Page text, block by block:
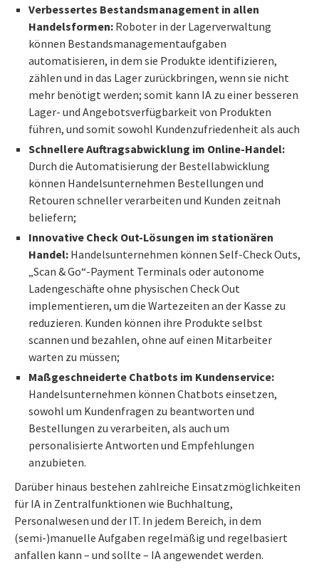
Verbessertes Bestandsmanagement in allen
Handelsformen: Roboter in der Lagerverwaltung
können Bestandsmanagementaufgaben
automatisieren, in dem sie Produkte identifizieren,
zählen und in das Lager zurückbringen, wenn sie nicht
mehr benötigt werden; somit kann IA zu einer besseren
Lager- und Angebotsverfügbarkeit von Produkten
führen, und somit sowohl Kundenzufriedenheit als auch
Schnellere Auftragsabwicklung im Online-Handel:
Durch die Automatisierung der Bestellabwicklung
können Handelsunternehmen Bestellungen und
Retouren schneller verarbeiten und Kunden zeitnah
beliefern;
Innovative Check Out-Lösungen im stationären
Handel: Handelsunternehmen können Self-Check Outs,
„Scan & Go“-Payment Terminals oder autonome
Ladengeschäfte ohne physischen Check Out
implementieren, um die Wartezeiten an der Kasse zu
reduzieren. Kunden können ihre Produkte selbst
scannen und bezahlen, ohne auf einen Mitarbeiter
warten zu müssen;
Maßgeschneiderte Chatbots im Kundenservice:
Handelsunternehmen können Chatbots einsetzen,
sowohl um Kundenfragen zu beantworten und
Bestellungen zu verarbeiten, als auch um
personalisierte Antworten und Empfehlungen
anzubieten.
Darüber hinaus bestehen zahlreiche Einsatzmöglichkeiten
für IA in Zentralfunktionen wie Buchhaltung,
Personalwesen und der IT. In jedem Bereich, in dem
(semi-)manuelle Aufgaben regelmäßig und regelbasiert
anfallen kann – und sollte – IA angewendet werden.